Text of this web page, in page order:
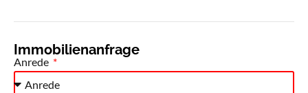
Immobilienanfrage
Anrede